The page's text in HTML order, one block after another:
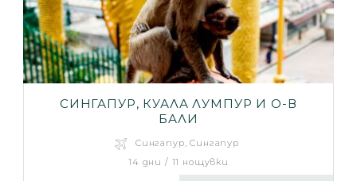
СИНГАПУР, КУАЛА ЛУМПУР И О-В
БАЛИ
Сингапур, Сингапур
14 дни / 11 нощувки